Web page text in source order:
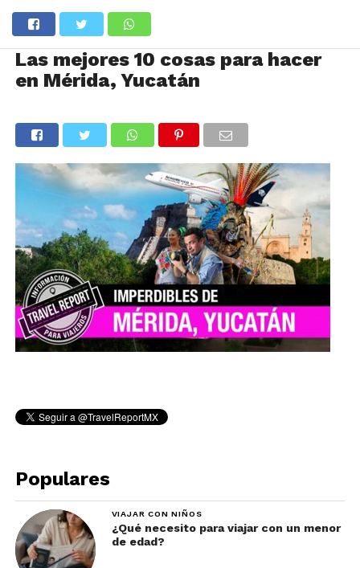
Las mejores 10 cosas para hacer
en Mérida, Yucatán
Populares
VIAJAR CON NIÑOS
¿Qué necesito para viajar con un menor
de edad?